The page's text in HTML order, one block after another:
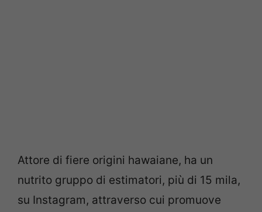
Attore di fiere origini hawaiane, ha un
nutrito gruppo di estimatori, più di 15 mila,
su Instagram, attraverso cui promuove